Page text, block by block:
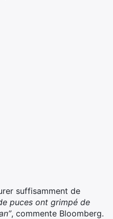
suffisamment de
puces ont grimpé de
, commente Bloomberg.